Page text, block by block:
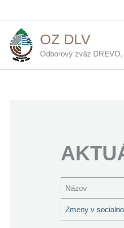
obsah
OZ DLV
Odborový zväz DREVO,
Názov
Zmeny v